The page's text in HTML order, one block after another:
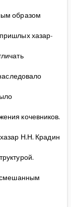
образом
хазар-
кочевников.
Н.Н. Крадин
смешанным